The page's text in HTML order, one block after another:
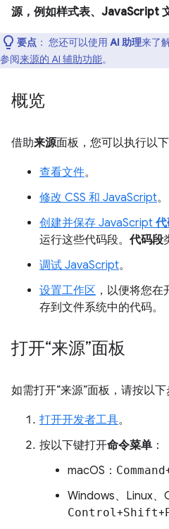
源，例如样式表、JavaScript
要点 ： 您还可以使用 AI 助理来了
参阅来源的 AI 辅助功能。
概览
借助来源面板，您可以执行以下
查看文件。
修改 CSS 和 JavaScript。
创建并保存 JavaScript
运行这些代码段。 代码段
调试 JavaScript。
设置工作区 ，以便将您
存到文件系统中的代码。
打开“来源”面板
如需打开“来源”面板，请按以下
打开开发者工具。
按以下键打开命令菜单 ：
macOS： Command
Windows、Linux、
Control+Shift+